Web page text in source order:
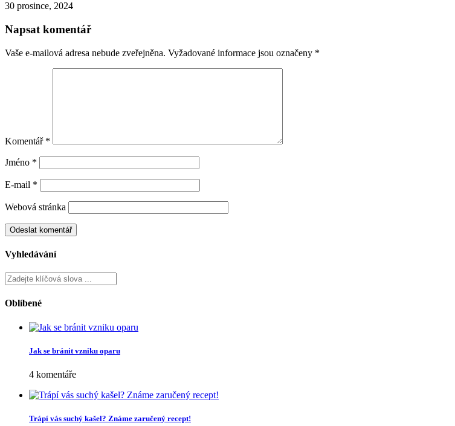
30 prosince, 2024
Napsat komentář
Vaše e-mailová adresa nebude zveřejněna. Vyžadované informace jsou označeny *
Komentář *
Jméno *
E-mail *
Webová stránka
Vyhledávání
Oblíbené
Jak se bránit vzniku oparu
4 komentáře
Trápí vás suchý kašel? Známe zaručený recept!